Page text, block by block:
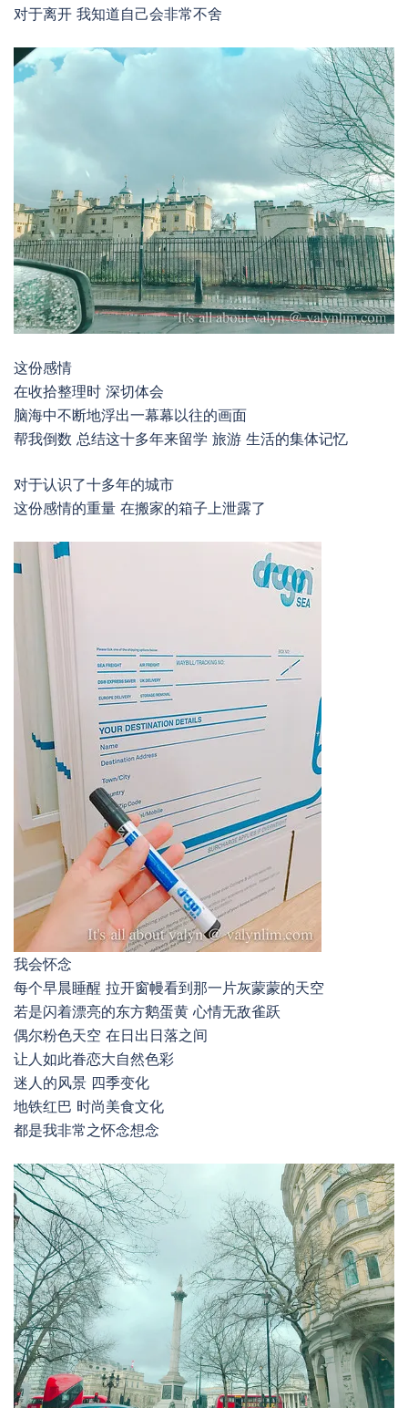
对于离开 我知道自己会非常不舍
这份感情
在收拾整理时 深切体会
脑海中不断地浮出一幕幕以往的画面
帮我倒数 总结这十多年来留学 旅游 生活的集体记忆
对于认识了十多年的城市
这份感情的重量 在搬家的箱子上泄露了
我会怀念
每个早晨睡醒 拉开窗幔看到那一片灰蒙蒙的天空
若是闪着漂亮的东方鹅蛋黄 心情无敌雀跃
偶尔粉色天空 在日出日落之间
让人如此眷恋大自然色彩
迷人的风景 四季变化
地铁红巴 时尚美食文化
都是我非常之怀念想念